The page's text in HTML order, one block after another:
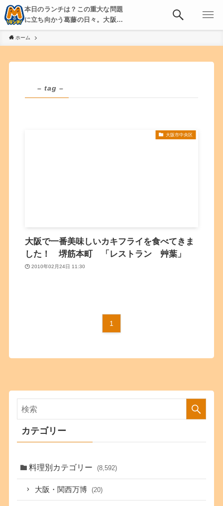
本日のランチは？この重大な問題
に立ち向かう葛藤の日々。大阪・
京都・神戸を中心とした食べ歩
き、飲み歩きを綴る。
ホーム
– tag –
大阪市中央区
大阪で一番美味しいカキフライを食べてきま
した！ 堺筋本町 「レストラン 艸葉」
2010年02月24日 11:30
1
カテゴリー
料理別カテゴリー (8,592)
大阪・関西万博 (20)